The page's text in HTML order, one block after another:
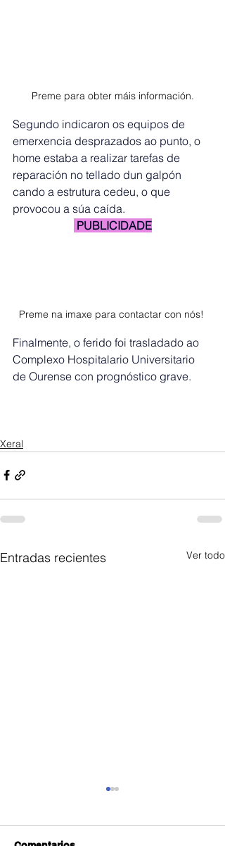
Preme para obter máis información.
Segundo indicaron os equipos de
emerxencia desprazados ao punto, o
home estaba a realizar tarefas de
reparación no tellado dun galpón
cando a estrutura cedeu, o que
provocou a súa caída.
PUBLICIDADE
Preme na imaxe para contactar con nós!
Finalmente, o ferido foi trasladado ao
Complexo Hospitalario Universitario
de Ourense con prognóstico grave.
Xeral
Entradas recientes Ver todo